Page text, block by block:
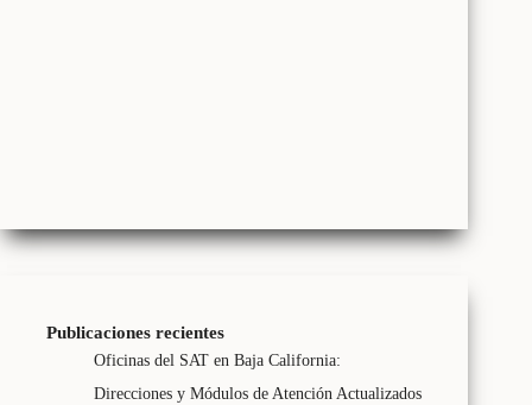
Publicaciones recientes
Oficinas del SAT en Baja California:
Direcciones y Módulos de Atención Actualizados